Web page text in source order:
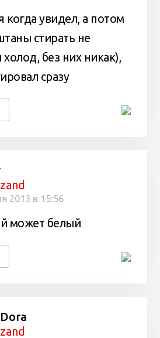
когда увидел, а потом
стирать не
холод, без них никак),
сразу
2013 в 15:56
может белый